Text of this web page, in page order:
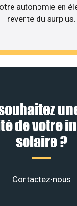
autonomie en
revente du surplus.
de votre
solaire ?
Contactez-nous